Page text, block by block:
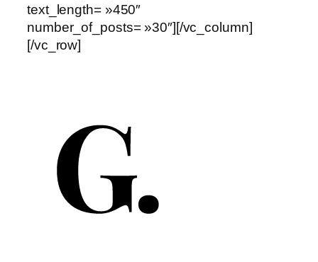
text_length= »450″
number_of_posts= »30″][/vc_column]
[/vc_row]